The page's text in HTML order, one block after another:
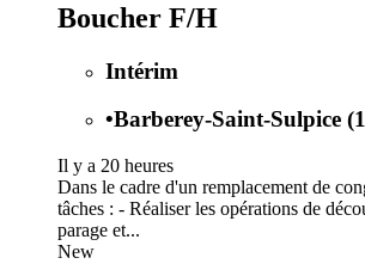
Boucher F/H
Intérim
•Barberey-Saint-Sulpice
Il y a 20 heures
Dans le cadre d'un remplacement de
tâches : - Réaliser les opérations de
parage et...
New